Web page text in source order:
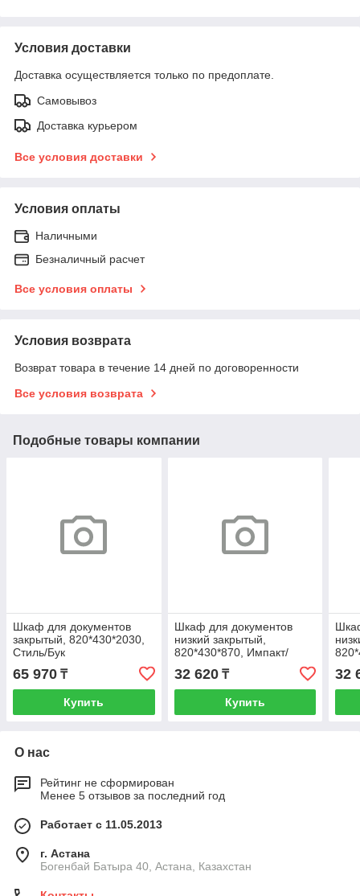
Условия доставки
Доставка осуществляется только по предоплате.
Самовывоз
Доставка курьером
Все условия доставки
Условия оплаты
Наличными
Безналичный расчет
Все условия оплаты
Условия возврата
Возврат товара в течение 14 дней по договоренности
Все условия возврата
Подобные товары компании
Шкаф для документов
закрытый, 820*430*2030,
Стиль/Бук
65 970 ₸
Купить
Шкаф для документов
низкий закрытый,
820*430*870, Импакт/
32 620₸
Купить
32
О нас
Рейтинг не сформирован
Менее 5 отзывов за последний год
Работает с 11.05.2013
г. Астана
Богенбай Батыра 40, Астана, Казахстан